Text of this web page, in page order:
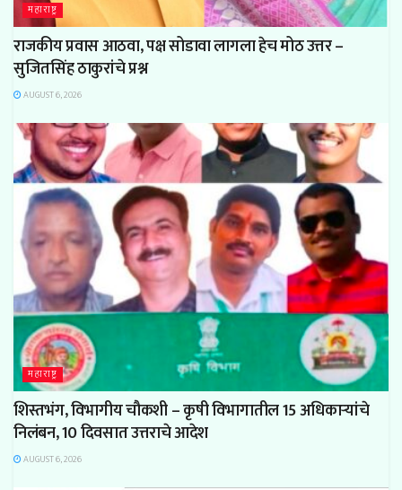
महाराष्ट्र
राजकीय प्रवास आठवा, पक्ष सोडावा लागला हेच मोठ उत्तर –
सुजितसिंह ठाकुरांचे प्रश्न
AUGUST 6, 2026
महाराष्ट्र
शिस्तभंग, विभागीय चौकशी – कृषी विभागातील 15 अधिकाऱ्यांचे
निलंबन, 10 दिवसात उत्तराचे आदेश
AUGUST 6, 2026